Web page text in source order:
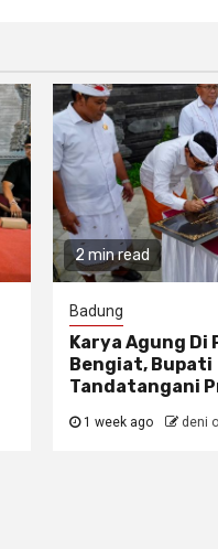
2 min read
Badung
Karya Agung Di
Bengiat, Bupati
Tandatangani
1 week ago deni